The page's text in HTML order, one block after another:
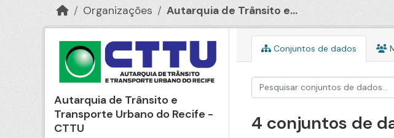
Organizações Autarquia de Trânsito e...
Autarquia de Trânsito e
Transporte Urbano do Recife -
CTTU
Conjuntos de dados
4 conjuntos de